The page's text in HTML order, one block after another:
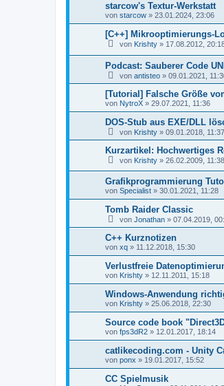
starcow's Textur-Werkstatt
von starcow » 23.01.2024, 23:06
[C++] Mikrooptimierungs-
von Krishty » 17.08.2012,
Podcast: Sauberer Code
von antisteo » 09.01.2021,
[Tutorial] Falsche Größe
von NytroX » 29.07.2021, 11:36
DOS-Stub aus EXE/DLL
von Krishty » 09.01.2018, 11:37
Kurzartikel: Hochwertiges
von Krishty » 26.02.2009, 11:38
Grafikprogrammierung
von Specialist » 30.01.2021, 11:28
Tomb Raider Classic
von Jonathan » 07.04.2019,
C++ Kurznotizen
von xq » 11.12.2018, 15:30
Verlustfreie
von Krishty » 12.11.2011, 15:18
Windows-Anwendung
von Krishty » 25.06.2018, 22:30
Source code book
von fps3dR2 » 12.01.2017, 18:14
catlikecoding.com - Unity
von ponx » 19.01.2017, 15:52
CC Spielmusik